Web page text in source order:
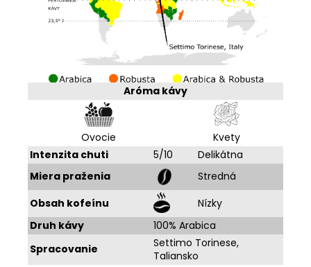
Aróma kávy
Ovocie
Kvety
Intenzita chuti
5/10
Delikátna
Miera praženia
Stredná
Obsah kofeínu
Nízky
Druh kávy
100% Arabica
Spracovanie
Settimo Torinese,
Taliansko